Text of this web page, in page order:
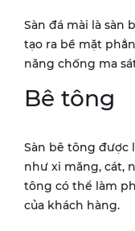
Sàn đá mài là sàn
tạo ra bề mặt
năng chống ma
Bê tông
Sàn bê tông được
như xi măng, cát,
tông có thể làm
của khách hàng.